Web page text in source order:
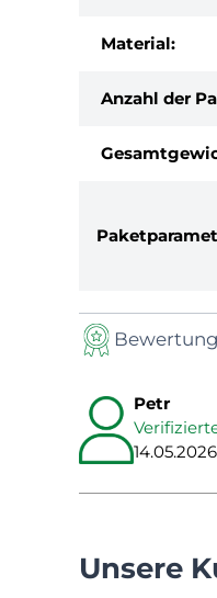
Material:
Anzahl der
Petr
14.05.2026
Unsere